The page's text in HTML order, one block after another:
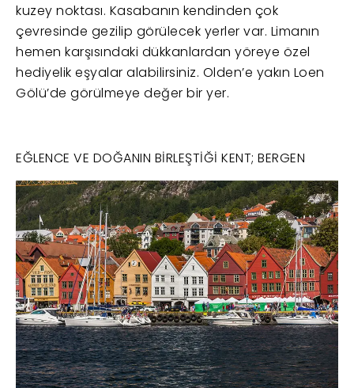
kuzey noktası. Kasabanın kendinden çok
çevresinde gezilip görülecek yerler var. Limanın
hemen karşısındaki dükkanlardan yöreye özel
hediyelik eşyalar alabilirsiniz. Olden’e yakın Loen
Gölü’de görülmeye değer bir yer.
EĞLENCE VE DOĞANIN BİRLEŞTİĞİ KENT; BERGEN